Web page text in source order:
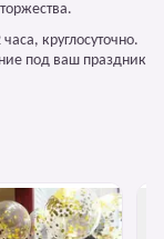
круглосуточно.
под ваш праздник